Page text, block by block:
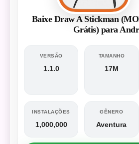
Baixe Draw A Stickman
Grátis) para
VERSÃO
1.1.0
TAMANHO
17M
INSTALAÇÕES
1,000,000
GÊNERO
Aventura